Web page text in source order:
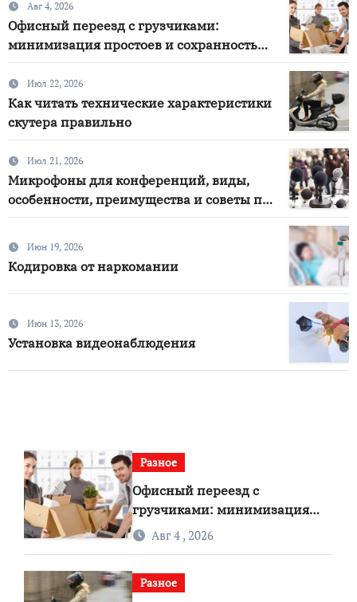
Авг 4, 2026
Офисный переезд с грузчиками:
минимизация простоев и сохранность
документов
Июл 22, 2026
Как читать технические характеристики
скутера правильно
Июл 21, 2026
Микрофоны для конференций, виды,
особенности, преимущества и советы по
выбору
Июн 19, 2026
Кодировка от наркомании
Июн 13, 2026
Установка видеонаблюдения
Разное
Офисный переезд с
грузчиками: минимизация
простоев и сохранность
документов
Авг 4 , 2026
Разное